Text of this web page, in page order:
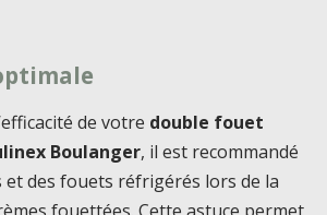
de votre double fouet
Boulanger, il est recommandé
et des fouets réfrigérés lors de la